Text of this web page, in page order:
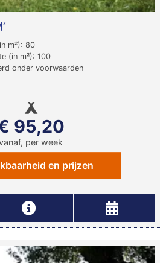
m²): 80
(in m²): 100
onder voorwaarden
95,20
per week
en prijzen